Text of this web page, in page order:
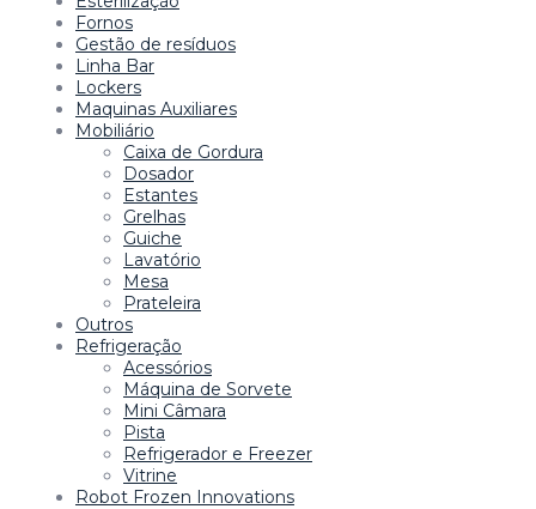
Fornos
Gestão de resíduos
Linha Bar
Lockers
Maquinas Auxiliares
Mobiliário
Caixa de Gordura
Dosador
Estantes
Grelhas
Guiche
Lavatório
Mesa
Prateleira
Outros
Refrigeração
Acessórios
Máquina de Sorvete
Mini Câmara
Pista
Refrigerador e Freezer
Vitrine
Robot Frozen Innovations